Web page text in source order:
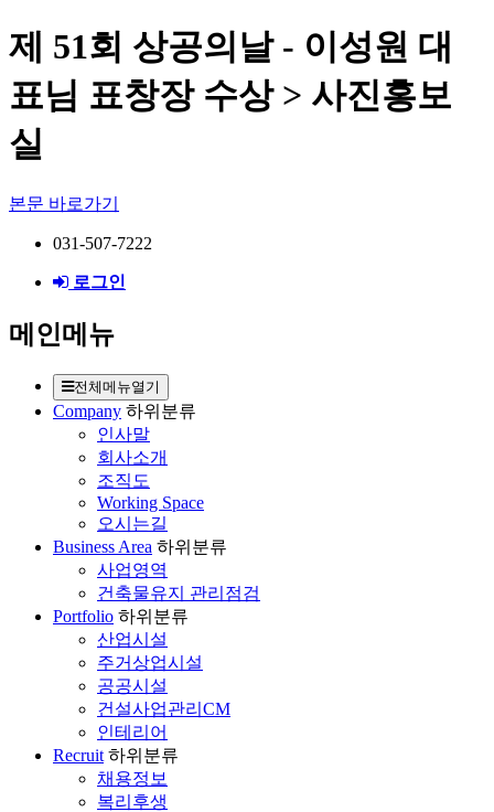
제 51회 상공의날 - 이성원 대
표님 표창장 수상 > 사진홍보
실
본문 바로가기
031-507-7222
로그인
메인메뉴
전체메뉴열기
Company 하위분류
인사말
회사소개
조직도
Working Space
오시는길
Business Area 하위분류
사업영역
건축물유지 관리점검
Portfolio 하위분류
산업시설
주거상업시설
공공시설
건설사업관리CM
인테리어
Recruit 하위분류
채용정보
복리후생